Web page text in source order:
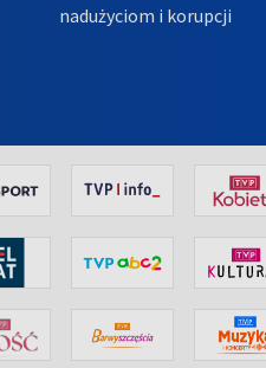
nadużyciom i korupcji